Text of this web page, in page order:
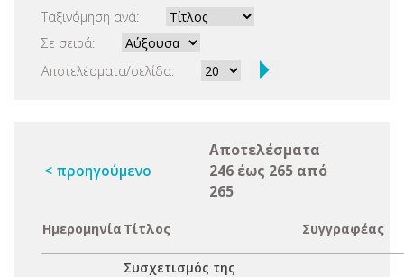
Ταξινόμηση ανά:
Σε σειρά:
Αποτελέσματα/σελίδα:
< προηγούμενο
Αποτελέσματα
246 έως 265 από
265
Ημερομηνία Τίτλος Συγγραφέας
Συσχετισμός της